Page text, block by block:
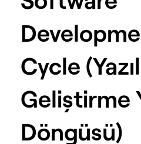
Cycle
Geliştirme
Döngüsü)